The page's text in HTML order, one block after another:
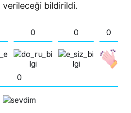
verileceği bildirildi.
0 0 0
0